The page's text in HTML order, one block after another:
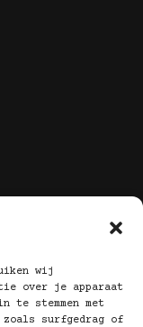
wij
over je apparaat
te stemmen met
zoals surfgedrag of